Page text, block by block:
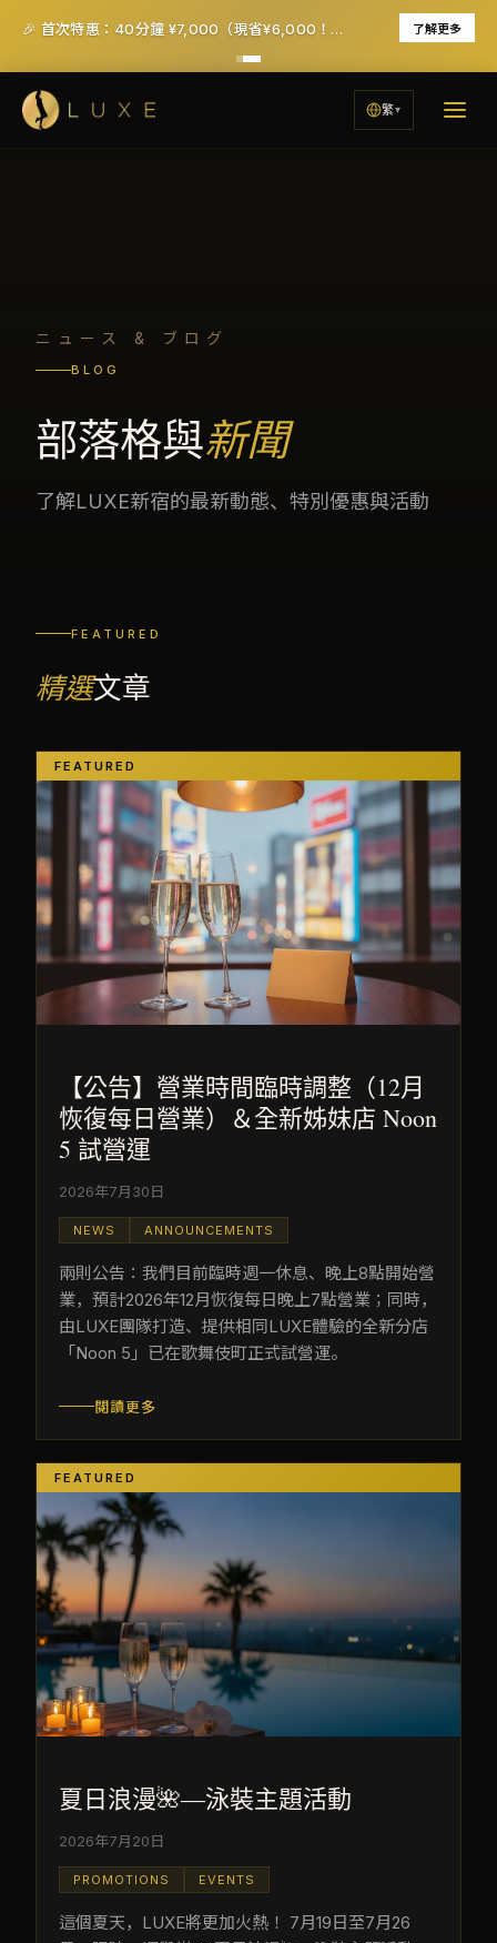
🎉 首次特惠：40分鐘 ¥7,000（現省¥6,000！）- 已含稅及服務費 了解更多
繁
ニュース & ブログ
BLOG
部落格與新聞
了解LUXE新宿的最新動態、特別優惠與活動
FEATURED
精選文章
FEATURED
【公告】營業時間臨時調整（12月
恢復每日營業）＆全新姊妹店 Noon
5 試營運
2026年7月30日
NEWS ANNOUNCEMENTS
兩則公告：我們目前臨時週一休息、晚上8點開始營
業，預計2026年12月恢復每日晚上7點營業；同時，
由LUXE團隊打造、提供相同LUXE體驗的全新分店
「Noon 5」已在歌舞伎町正式試營運。
閱讀更多
FEATURED
夏日浪漫🌺―泳裝主題活動
2026年7月20日
PROMOTIONS EVENTS
這個夏天，LUXE將更加火熱！ 7月19日至7月26